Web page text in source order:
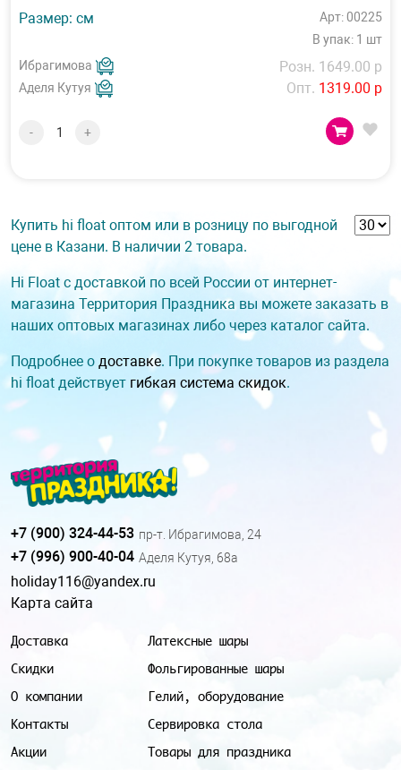
Размер: см
Арт: 00225
В упак: 1 шт
Ибрагимова
Аделя Кутуя
Розн. 1649.00 р
Опт. 1319.00 р
- +
Купить hi float оптом или в розницу по выгодной
цене в Казани. В наличии 2 товара.
Hi Float с доставкой по всей России от интернет-
магазина Территория Праздника вы можете заказать в
наших оптовых магазинах либо через каталог сайта.
Подробнее о доставке. При покупке товаров из раздела
hi float действует гибкая система скидок.
Доставка
Скидки
О компании
Контакты
Акции
Латексные шары
Фольгированные шары
Гелий, оборудование
Сервировка стола
Товары для праздника
+7 (900) 324-44-53 пр-т. Ибрагимова, 24
+7 (996) 900-40-04 Аделя Кутуя, 68а
holiday116@yandex.ru
Карта сайта